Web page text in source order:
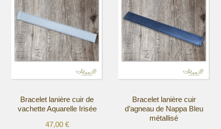
Bracelet lanière cuir de
vachette Aquarelle Irisée
47,00 €
Bracelet lanière cuir
d’agneau de Nappa Bleu
métallisé